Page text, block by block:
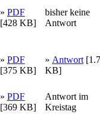
» PDF
[428 KB]
bisher keine
Antwort
» PDF
[375 KB]
» Antwort
KB]
» PDF
[369 KB]
Antwort im
Kreistag